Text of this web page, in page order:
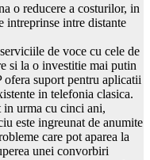
o reducere a costurilor, in
intreprinse intre distante
de voce cu cele de
si la o investitie mai putin
ofera suport pentru aplicatii
in telefonia clasica.
in urma cu cinci ani,
este ingreunat de anumite
care pot aparea la
unei convorbiri